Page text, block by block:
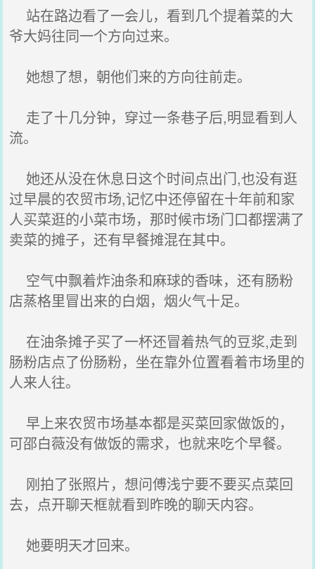
站在路边看了一会儿，看到几个提着菜的大
爷大妈往同一个方向过来。
她想了想，朝他们来的方向往前走。
走了十几分钟，穿过一条巷子后,明显看到人
流。
她还从没在休息日这个时间点出门,也没有逛
过早晨的农贸市场,记忆中还停留在十年前和家
人买菜逛的小菜市场，那时候市场门口都摆满了
卖菜的摊子，还有早餐摊混在其中。
空气中飘着炸油条和麻球的香味，还有肠粉
店蒸格里冒出来的白烟，烟火气十足。
在油条摊子买了一杯还冒着热气的豆浆,走到
肠粉店点了份肠粉，坐在靠外位置看着市场里的
人来人往。
早上来农贸市场基本都是买菜回家做饭的，
可邵白薇没有做饭的需求，也就来吃个早餐。
刚拍了张照片，想问傅浅宁要不要买点菜回
去，点开聊天框就看到昨晚的聊天内容。
她要明天才回来。